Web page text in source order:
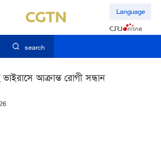
Language
search
ভাইরাসে আক্রান্ত রোগী সন্ধান